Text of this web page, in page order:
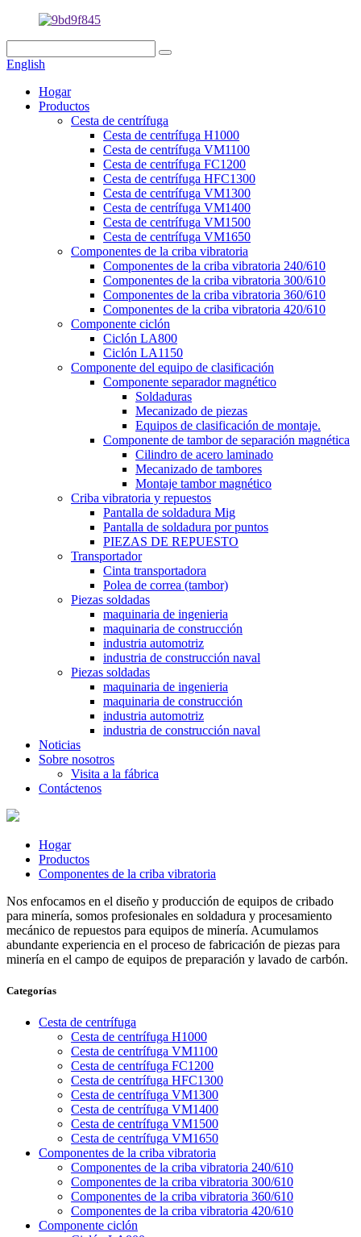
English
Hogar
Productos
Cesta de centrífuga
Cesta de centrífuga H1000
Cesta de centrífuga VM1100
Cesta de centrífuga FC1200
Cesta de centrífuga HFC1300
Cesta de centrífuga VM1300
Cesta de centrífuga VM1400
Cesta de centrífuga VM1500
Cesta de centrífuga VM1650
Componentes de la criba vibratoria
Componentes de la criba vibratoria 240/610
Componentes de la criba vibratoria 300/610
Componentes de la criba vibratoria 360/610
Componentes de la criba vibratoria 420/610
Componente ciclón
Ciclón LA800
Ciclón LA1150
Componente del equipo de clasificación
Componente separador magnético
Soldaduras
Mecanizado de piezas
Equipos de clasificación de montaje.
Componente de tambor de separación magnética
Cilindro de acero laminado
Mecanizado de tambores
Montaje tambor magnético
Criba vibratoria y repuestos
Pantalla de soldadura Mig
Pantalla de soldadura por puntos
PIEZAS DE REPUESTO
Transportador
Cinta transportadora
Polea de correa (tambor)
Piezas soldadas
maquinaria de ingenieria
maquinaria de construcción
industria automotriz
industria de construcción naval
Piezas soldadas
maquinaria de ingenieria
maquinaria de construcción
industria automotriz
industria de construcción naval
Noticias
Sobre nosotros
Visita a la fábrica
Contáctenos
Hogar
Productos
Componentes de la criba vibratoria
Nos enfocamos en el diseño y producción de equipos de cribado
para minería, somos profesionales en soldadura y procesamiento
mecánico de repuestos para equipos de minería. Acumulamos
abundante experiencia en el proceso de fabricación de piezas para
minería en el campo de equipos de preparación y lavado de carbón.
Categorías
Cesta de centrífuga
Cesta de centrífuga H1000
Cesta de centrífuga VM1100
Cesta de centrífuga FC1200
Cesta de centrífuga HFC1300
Cesta de centrífuga VM1300
Cesta de centrífuga VM1400
Cesta de centrífuga VM1500
Cesta de centrífuga VM1650
Componentes de la criba vibratoria
Componentes de la criba vibratoria 240/610
Componentes de la criba vibratoria 300/610
Componentes de la criba vibratoria 360/610
Componentes de la criba vibratoria 420/610
Componente ciclón